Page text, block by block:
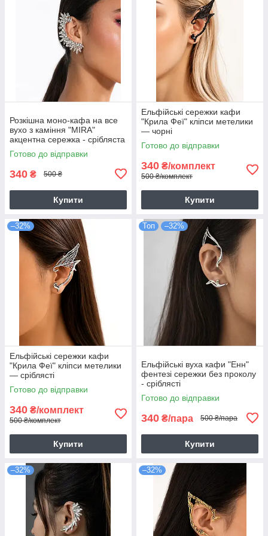
Розкішна моно-кафа на все
вухо з каміння "MIRA"
акцентна сережка - срібляста
Готово до відправки
340 ₴ 500 ₴
Купити
Ельфійські сережки кафи
"Крила Феї" кліпси метелики
— чорні
Готово до відправки
340 ₴/комплект
500 ₴/комплект
Купити
–32%
Ельфійські сережки кафи
"Крила Феї" кліпси метелики
— сріблясті
Готово до відправки
340 ₴/комплект
500 ₴/комплект
Купити
Топ –32%
Ельфійські вуха кафи "Енн"
фентезі сережки без проколу
- сріблясті
Готово до відправки
340 ₴/пара 500 ₴/пара
Купити
–32% –32%